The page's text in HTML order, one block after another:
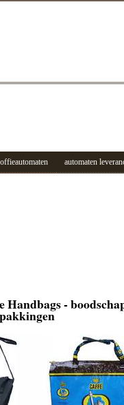
-
automaten